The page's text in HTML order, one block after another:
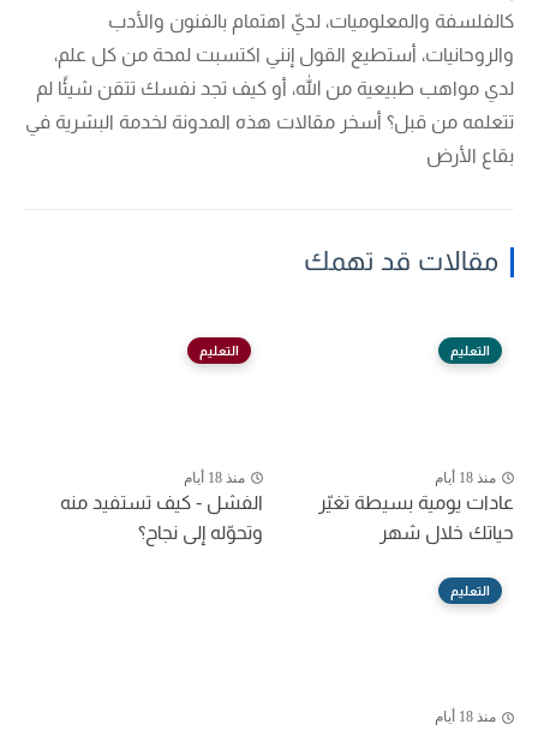
كالفلسفة والمعلوميات، لديّ اهتمام بالفنون والأدب
والروحانيات، أستطيع القول إنني اكتسبت لمحة من كل علم،
لدي مواهب طبيعية من الله، أو كيف تجد نفسك تتقن شيئًا لم
تتعلمه من قبل؟ أسخر مقالات هذه المدونة لخدمة البشرية في
بقاع الأرض
مقالات قد تهمك
التعليم
منذ 18 أيام
عادات يومية بسيطة تغيّر
حياتك خلال شهر
التعليم
منذ 18 أيام
الفشل - كيف تستفيد منه
وتحوّله إلى نجاح؟
التعليم
منذ 18 أيام